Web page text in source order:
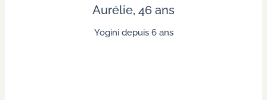
Aurélie, 46 ans
Yogini depuis 6 ans